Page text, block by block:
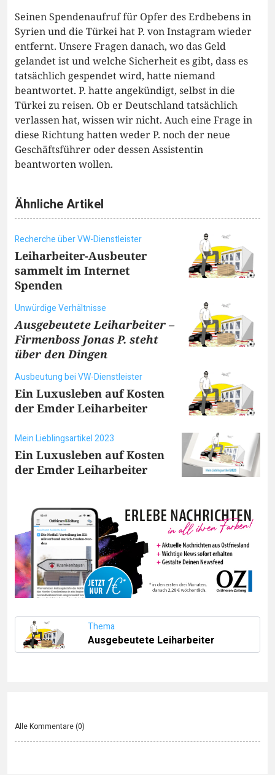
Seinen Spendenaufruf für Opfer des Erdbebens in
Syrien und die Türkei hat P. von Instagram wieder
entfernt. Unsere Fragen danach, wo das Geld
gelandet ist und welche Sicherheit es gibt, dass es
tatsächlich gespendet wird, hatte niemand
beantwortet. P. hatte angekündigt, selbst in die
Türkei zu reisen. Ob er Deutschland tatsächlich
verlassen hat, wissen wir nicht. Auch eine Frage in
diese Richtung hatten weder P. noch der neue
Geschäftsführer oder dessen Assistentin
beantworten wollen.
Ähnliche Artikel
Recherche über VW-Dienstleister
Leiharbeiter-Ausbeuter
sammelt im Internet
Spenden
Unwürdige Verhältnisse
Ausgebeutete Leiharbeiter –
Firmenboss Jonas P. steht
über den Dingen
Ausbeutung bei VW-Dienstleister
Ein Luxusleben auf Kosten
der Emder Leiharbeiter
Mein Lieblingsartikel 2023
Ein Luxusleben auf Kosten
der Emder Leiharbeiter
Thema
Ausgebeutete Leiharbeiter
Alle Kommentare (0)